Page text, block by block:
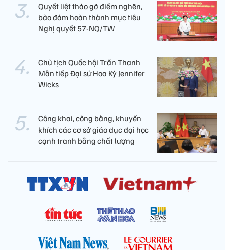
Quyết liệt tháo gỡ điểm nghẽn,
bảo đảm hoàn thành mục tiêu
Nghị quyết 57-NQ/TW
Chủ tịch Quốc hội Trần Thanh
Mẫn tiếp Đại sứ Hoa Kỳ Jennifer
Wicks
Công khai, công bằng, khuyến
khích các cơ sở giáo dục đại học
cạnh tranh bằng chất lượng​